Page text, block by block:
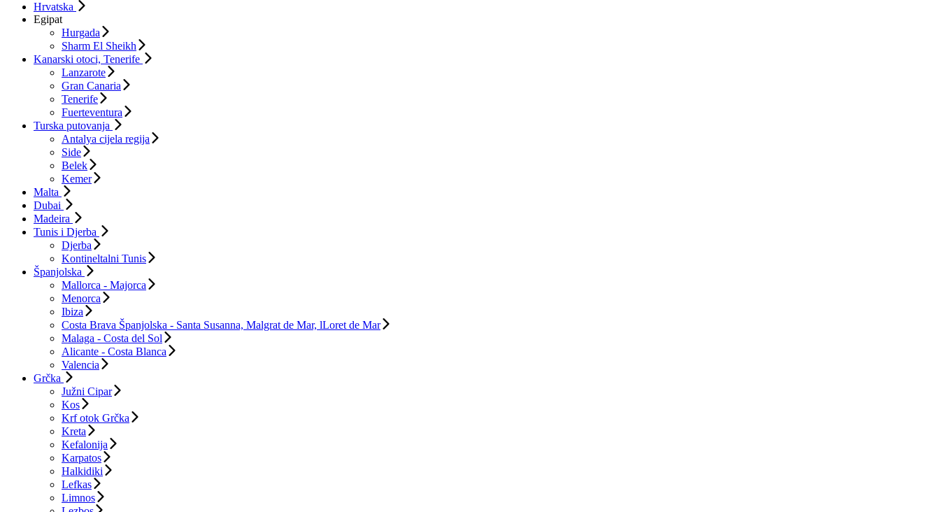
Hrvatska
Egipat
Hurgada
Sharm El Sheikh
Kanarski otoci, Tenerife
Lanzarote
Gran Canaria
Tenerife
Fuerteventura
Turska putovanja
Antalya cijela regija
Side
Belek
Kemer
Malta
Dubai
Madeira
Tunis i Djerba
Djerba
Kontineltalni Tunis
Španjolska
Mallorca - Majorca
Menorca
Ibiza
Costa Brava Španjolska - Santa Susanna, Malgrat de Mar, lLoret de Mar
Malaga - Costa del Sol
Alicante - Costa Blanca
Valencia
Grčka
Južni Cipar
Kos
Krf otok Grčka
Kreta
Kefalonija
Karpatos
Halkidiki
Lefkas
Limnos